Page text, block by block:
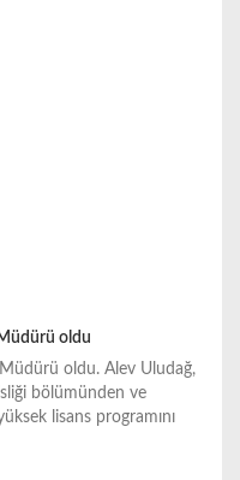
oldu
oldu. Alev Uludağ,
bölümünden ve
lisans programını